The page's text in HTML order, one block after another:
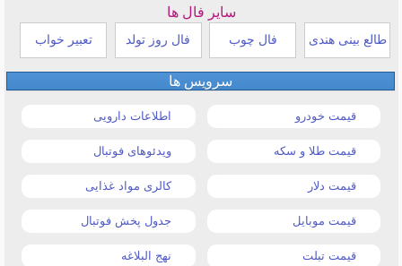
سایر فال ها
طالع بینی هندی فال چوب فال روز تولد تعبیر خواب
سرویس ها
قیمت خودرو اطلاعات دارویی
قیمت طلا و سکه ویدئوهای فوتبال
قیمت دلار کالری مواد غذایی
قیمت موبایل جدول پخش فوتبال
قیمت تبلت نهج البلاغه